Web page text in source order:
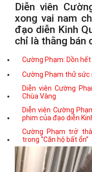
Diễn viên
xong vai nam
đạo diễn Kinh
chỉ là thằng bán
Cường Phạm: Dồn
Cường Phạm thử sức
Diễn viên Cường
Chùa Vàng
Diễn viên Cường
phim của đạo diễn
Cường Phạm trở
trong “Căn hộ bất ổn”